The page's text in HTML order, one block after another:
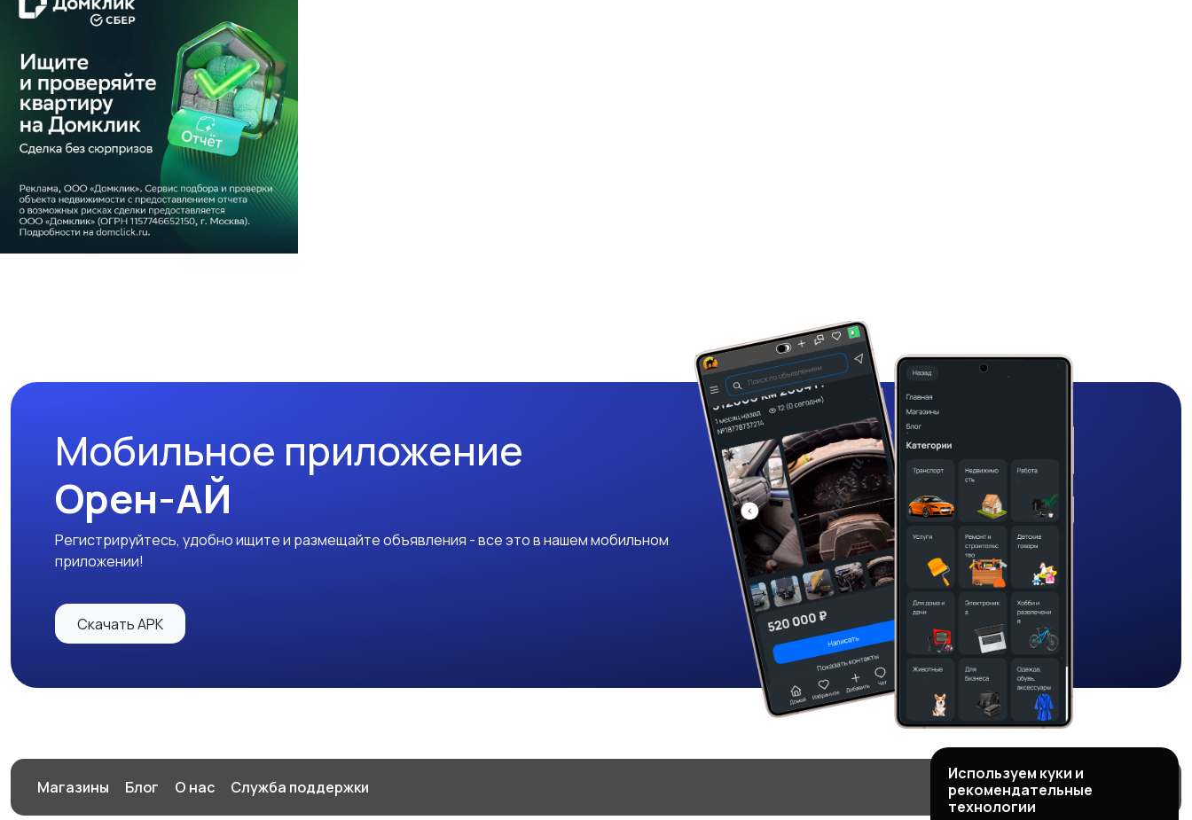
Мобильное приложение
Орен-АЙ
Регистрируйтесь, удобно ищите и размещайте объявления - все это в нашем мобильном
приложении!
Скачать APK
Магазины Блог О нас Служба поддержки
Используем куки и
рекомендательные
технологии